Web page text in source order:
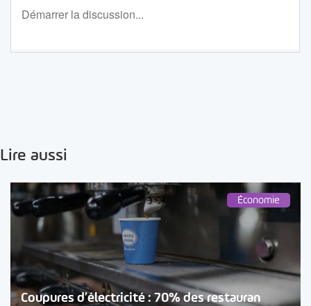
Lire aussi
Économie
Coupures d’électricité : 70% des restauran